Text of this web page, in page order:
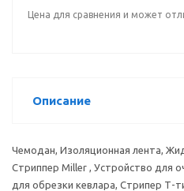
Цена для сравнения и может
Описание
Чемодан, Изоляционная лента,
Стриппер Miller , Устройство для
для обрезки кевлара, Стрипер Т-